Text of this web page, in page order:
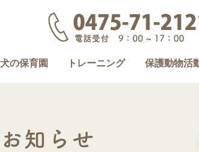
犬の保育園 トレーニング 保護動物活
お知らせ